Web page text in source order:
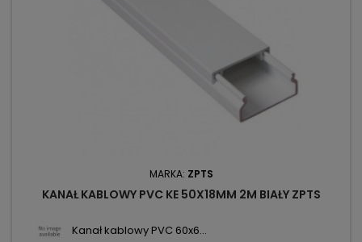
MARKA: ZPTS
KANAŁ KABLOWY PVC KE 50X18MM 2M BIAŁY ZPTS
Kanał kablowy PVC 60x6...